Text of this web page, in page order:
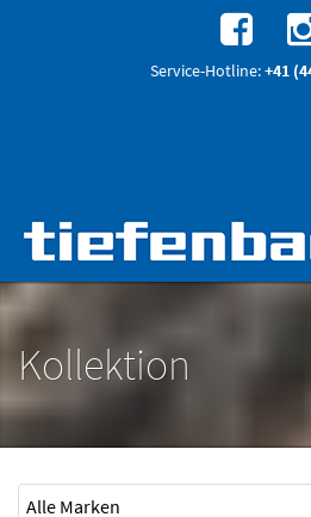
Service-Hotline:+41
Kollektion